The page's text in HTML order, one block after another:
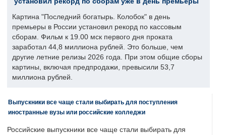
Картина "Последний богатырь. Колобок" в день
премьеры в России установил рекорд по кассовым
сборам. Фильм к 19.00 мск первого дня проката
заработал 44,8 миллиона рублей. Это больше, чем
другие летние релизы 2026 года. При этом общие сборы
картины, включая предпродажи, превысили 53,7
миллиона рублей.
Выпускники все чаще стали выбирать для поступления
иностранные вузы или российские колледжи
Российские выпускники все чаще стали выбирать для